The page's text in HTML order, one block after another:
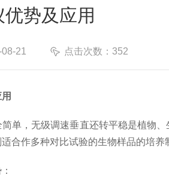
势及应用
21 点击次数：352
单，无级调速垂直还转平稳是植物
合作多种对比试验的生物样品的培养